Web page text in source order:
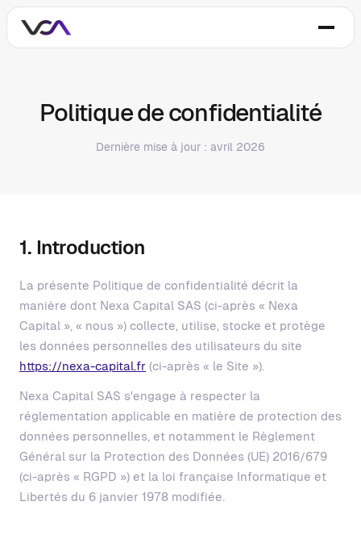
Politique de confidentialité
Dernière mise à jour : avril 2026
1. Introduction
La présente Politique de confidentialité décrit la
manière dont Nexa Capital SAS (ci-après « Nexa
Capital », « nous ») collecte, utilise, stocke et protège
les données personnelles des utilisateurs du site
https://nexa-capital.fr (ci-après « le Site »).
Nexa Capital SAS s'engage à respecter la
réglementation applicable en matière de protection des
données personnelles, et notamment le Règlement
Général sur la Protection des Données (UE) 2016/679
(ci-après « RGPD ») et la loi française Informatique et
Libertés du 6 janvier 1978 modifiée.